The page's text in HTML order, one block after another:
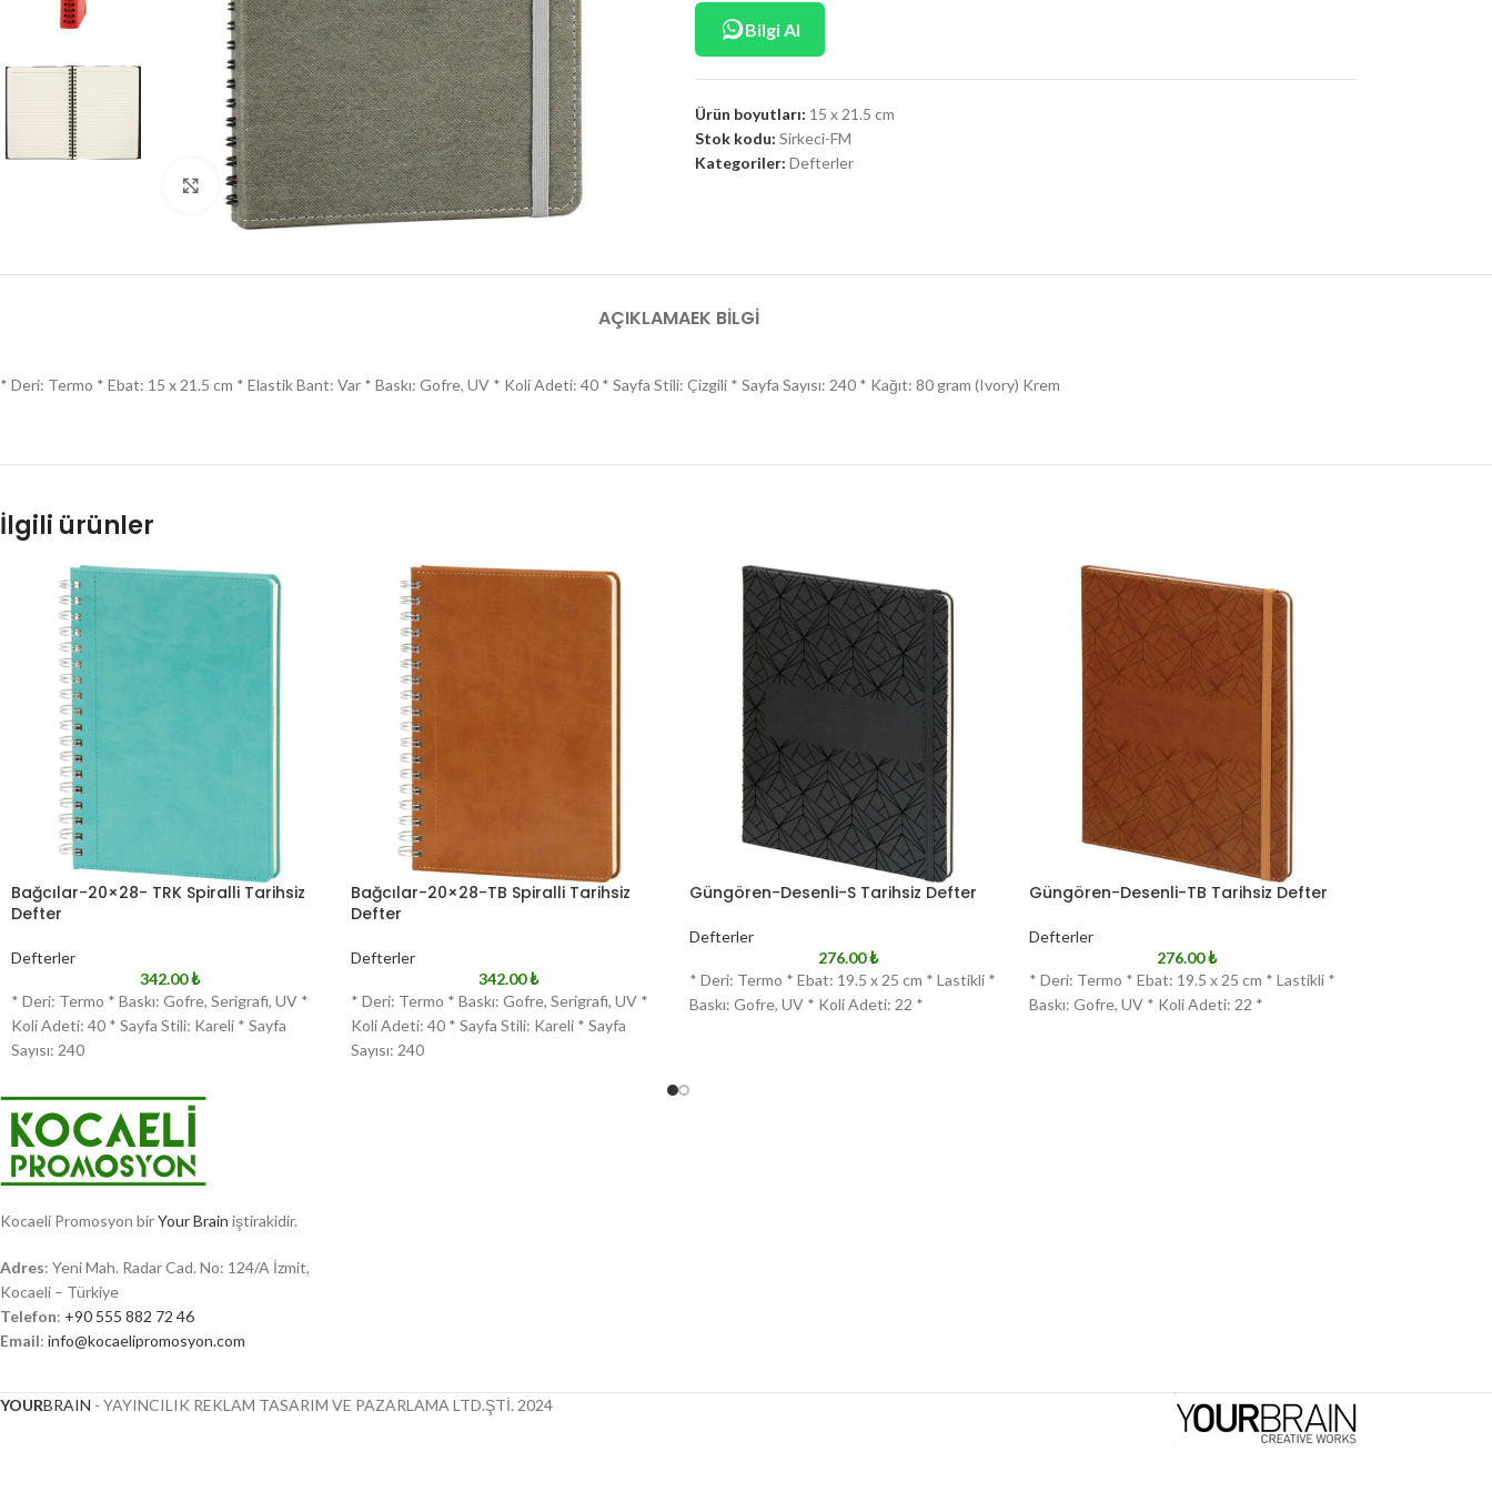
Click to enlarge
Bilgi Al
Ürün boyutları: 15 x 21.5 cm
Stok kodu: Sirkeci-FM
Kategoriler: Defterler
AÇIKLAMAEK BILGI
* Deri: Termo * Ebat: 15 x 21.5 cm * Elastik Bant: Var * Baskı: Gofre, UV * Koli Adeti: 40 * Sayfa Stili: Çizgili * Sayfa Sayısı: 240 * Kağıt: 80 gram (Ivory) Krem
İlgili ürünler
Bağcılar-20×28- TRK Spiralli Tarihsiz
Defter
Defterler
342.00₺
* Deri: Termo * Baskı: Gofre, Serigrafi, UV *
Koli Adeti: 40 * Sayfa Stili: Kareli * Sayfa
Sayısı: 240
Bağcılar-20×28-TB Spiralli Tarihsiz
Defter
Defterler
342.00₺
* Deri: Termo * Baskı: Gofre, Serigrafi, UV *
Koli Adeti: 40 * Sayfa Stili: Kareli * Sayfa
Sayısı: 240
Güngören-Desenli-S Tarihsiz Defter
Defterler
276.00₺
* Deri: Termo * Ebat: 19.5 x 25 cm * Lastikli *
Baskı: Gofre, UV * Koli Adeti: 22 *
Güngören-Desenli-TB Tarihsiz Defter
Defterler
276.00₺
* Deri: Termo * Ebat: 19.5 x 25 cm * Lastikli *
Baskı: Gofre, UV * Koli Adeti: 22 *
Kocaeli Promosyon birYour Brain iştirakidir.
Adres: Yeni Mah. Radar Cad. No: 124/A İzmit,
Kocaeli – Türkiye
Telefon: +90 555 882 72 46
Email: info@kocaelipromosyon.com
YOURBRAIN - YAYINCILIK REKLAM TASARIM VE PAZARLAMA LTD.ŞTİ. 2024